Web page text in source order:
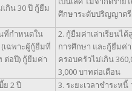
กิน 30 ปี กู้ยืม
ศึกษาระดับปริญญาตรี
นที่กำหนดใน
เฉพาะผู้กู้ยืมที่
ต่อปี) กู้ยืมค่า
2. กู้ยืมค่าเล่าเรียนไ
การศึกษา และกู้ยืมค่
ครอบครัวไม่เกิน
3,000 บาทต่อเดือน
ย 2 ปี
3. ระยะเวลาชำระห